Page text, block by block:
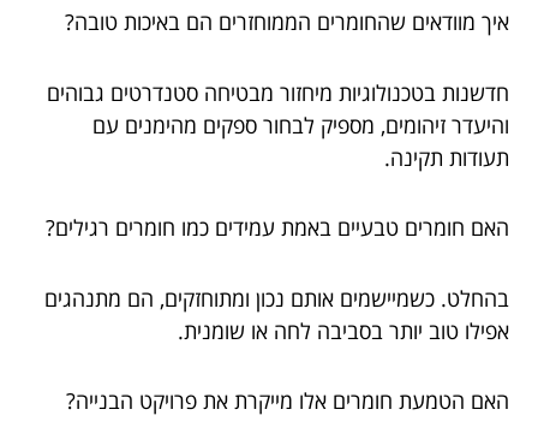
איך מוודאים שהחומרים הממוחזרים הם באיכות טובה?
חדשנות בטכנולוגיות מיחזור מבטיחה סטנדרטים גבוהים
והיעדר זיהומים, מספיק לבחור ספקים מהימנים עם
תעודות תקינה.
האם חומרים טבעיים באמת עמידים כמו חומרים רגילים?
בהחלט. כשמיישמים אותם נכון ומתוחזקים, הם מתנהגים
אפילו טוב יותר בסביבה לחה או שומנית.
האם הטמעת חומרים אלו מייקרת את פרויקט הבנייה?